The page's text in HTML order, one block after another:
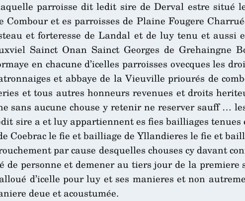
parroisse dit ledit sire de Derval estre situé
et es parroisses de Plaine Fougere
et forteresse de Landal et de luy tenu et aussi
Sainct Onan Sainct Georges de Grehaingne
en chacune d’icelles parroisses ovecques les
et abbaye de la Vieuville priourés de
et tous autres honneurs revenues et droits
sans aucune chouse y retenir ne reserver sauff …
sire a et luy appartiennent es fies bailliages tenues
Coebrac le fie et bailliage de Yllandieres le fie et
par cause desquelles chouses cy davant
de personne et demener au tiers jour de la
d’icelle pour luy et ses manieres et non
deue et acoustumée.